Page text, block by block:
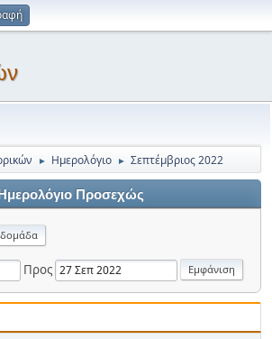
► Ημερολόγιο ► Σεπτέμβριος 2022
Ημερολόγιο Προσεχώς
Προς